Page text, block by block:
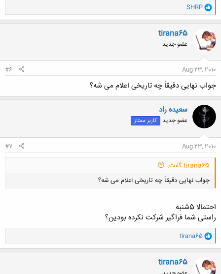
و
ا
ک
ش
ه
ا
SHRP
tirana65
عضو جدید
Aug 23, 2010
#6
جواب نهایی دقیقاً چه تاریخی اعلام می شه؟
سعیده راد
عضو جدید کاربر ممتاز
Aug 23, 2010
#7
tirana65 گفت:
جواب نهایی دقیقاً چه تاریخی اعلام می شه؟
کلیک کنید تا باز شود...
احتمالا 5شنبه
راستی شما فراگیر شرکت نکرده بودین؟
و
ا
ک
ش
tirana65
tirana65